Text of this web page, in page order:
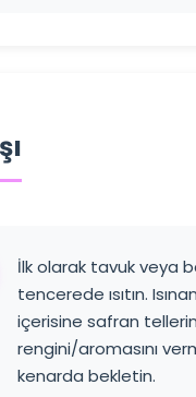
İlk olarak tavuk veya
tencerede ısıtın.
içerisine safran
rengini/aromasını
kenarda bekletin.